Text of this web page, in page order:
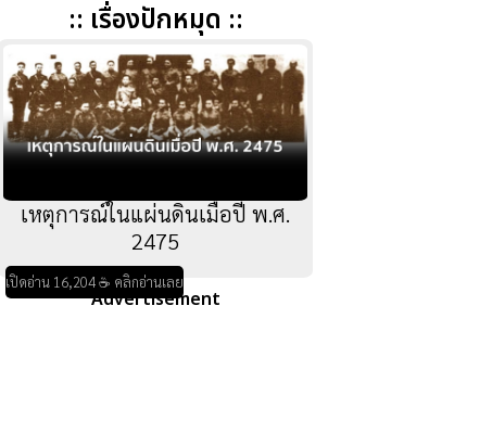
:: เรื่องปักหมุด ::
เหตุการณ์ในแผ่นดินเมื่อปี พ.ศ.
2475
เปิดอ่าน 16,204 ☕ คลิกอ่านเลย
Advertisement